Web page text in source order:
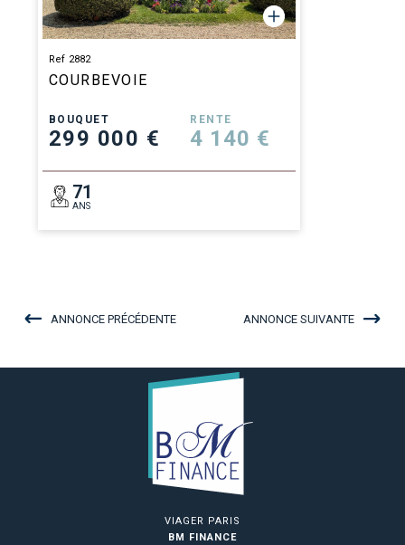
Ref 2882
COURBEVOIE
BOUQUET
299 000 €
RENTE
4 140 €
71
ANS
ANNONCE PRÉCÉDENTE ANNONCE SUIVANTE
VIAGER PARIS
BM FINANCE